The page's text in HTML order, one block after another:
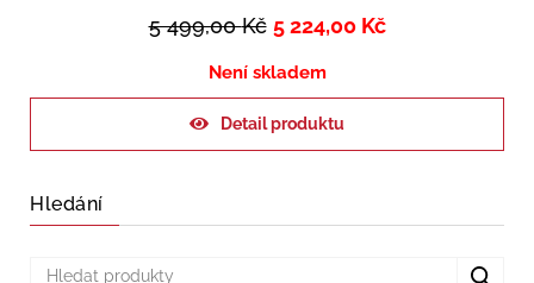
5 499,00Kč 5 224,00 Kč
Není skladem
Detail produktu
Hledání